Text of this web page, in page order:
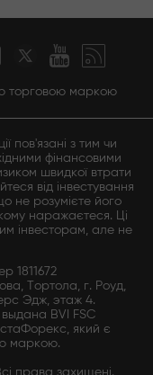
торговою маркою
пов'язані з тим чи
фінансовими
швидкої втрати
від інвестування
не розумієте його
наражаєтеся. Ці
інвесторам, але не
1811672
Тортола, г. Роуд,
Эдж, этаж 4.
BVI FSC
який є
маркою.
права захищені.